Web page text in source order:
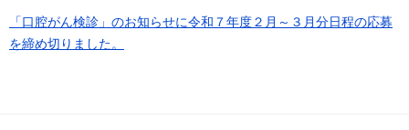
「口腔がん検診」のお知らせに令和７年度２月～３月分日程の応募
を締め切りました。